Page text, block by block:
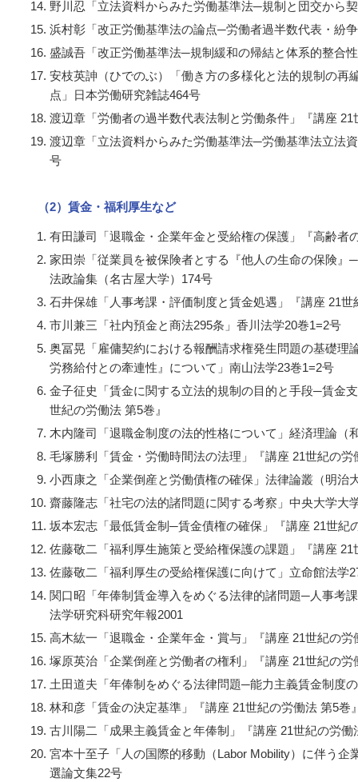
野川忍「立法資料からみた労働基準法─規制と団交から
浜村彰「改正労働基準法の論点─労働者過半数代表・紛
盛誠吾「改正労働基準法─規制緩和の帰結と体系的整合
安枝英訷（ひでのぶ）「働き方の多様化と法的規制の再
点」日本労働研究雑誌464号
渡辺章「労働者の過半数代表法制と労働条件」『講座 21
渡辺章「立法資料からみた労働基準法─労働基準法立法
号
（2）賃金・福利厚生など
有田謙司「退職金・企業年金と受給権の保護」『高齢者
家田崇「従業員を被保険者とする『他人の生命の保険』
法政論集（名古屋大学）174号
石井保雄「人事考課・評価制度と賃金処遇」『講座 21世
市川兼三「社内預金と商法295条」香川法学20巻1=2号
奥冨晃「雇傭契約における報酬請求権発生問題の基礎理
労務給付との牽連性』について」南山法学23巻1=2号
金子征史「賃金に関する立法的規制の目的と手段─賃金
世紀の労働法 第5巻』
木内隆司「退職金制度の法的性格について」経済理論（
毛塚勝利「賃金・労働時間法の法理」『講座 21世紀の労
小西康之「企業倒産と労働債権の確保」法律論叢（明治
齋藤隆志「社宅の法的諸問題に関する考察」中央大学大
坂本宏志「最低賃金制─賃金債権の確保」『講座 21世紀
佐藤敬二「福利厚生施策と受給権保護の課題」『講座 21
佐藤敬二「福利厚生の受給権保護に向けて」立命館法学
関口昭「年俸制賃金導入をめぐる法律的諸問題─人事考
法学研究科研究年報2001
高木紘一「退職金・企業年金・賞与」『講座 21世紀の労
塚原英治「企業倒産と労働者の権利」『講座 21世紀の労
土田道夫「年俸制をめぐる法律問題─能力主義賃金制度
林和彦「賃金の決定基準」『講座 21世紀の労働法 第5巻
古川陽二「成果主義賃金と年俸制」『講座 21世紀の労働
宮本十至子「人の国際的移動（Labor Mobility）に伴う企
選論文集22号